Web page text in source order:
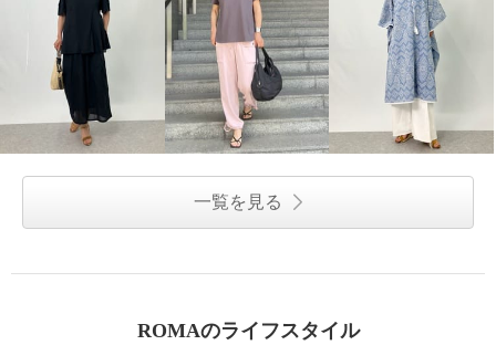
一覧を見る
ROMAのライフスタイル